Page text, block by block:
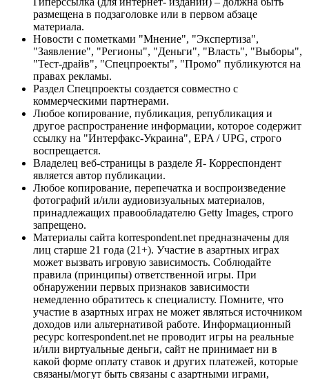
размещена в подзаголовке или в первом абзаце
материала.
Новости с пометками "Мнение", "Экспертиза",
"Заявление", "Регионы", "Деньги", "Власть", "Выборы",
"Тест-драйв", "Спецпроекты", "Промо" публикуются на
правах рекламы.
Раздел Спецпроекты создается совместно с
коммерческими партнерами.
Любое копирование, публикация, републикация и
другое распространение информации, которое содержит
ссылку на "Интерфакс-Украина", EPA / UPG, строго
воспрещается.
Владелец веб-страницы в разделе Я- Корреспондент
является автор публикации.
Любое копирование, перепечатка и воспроизведение
фотографий и/или аудиовизуальных материалов,
принадлежащих правообладателю Getty Images, строго
запрещено.
Материалы сайта korrespondent.net предназначены для
лиц старше 21 года (21+). Участие в азартных играх
может вызвать игровую зависимость. Соблюдайте
правила (принципы) ответственной игры. При
обнаружении первых признаков зависимости
немедленно обратитесь к специалисту. Помните, что
участие в азартных играх не может являться источником
доходов или альтернативой работе. Информационный
ресурс korrespondent.net не проводит игры на реальные
и/или виртуальные деньги, сайт не принимает ни в
какой форме оплату ставок и других платежей, которые
связаны/могут быть связаны с азартными играми,